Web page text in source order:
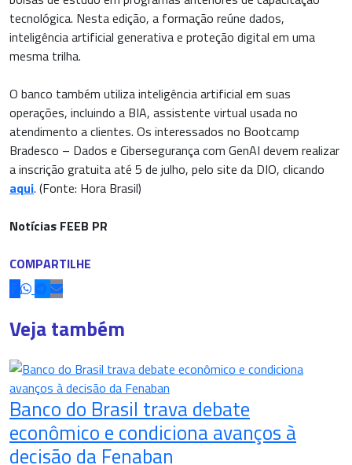
tecnológica. Nesta edição, a formação reúne dados,
inteligência artificial generativa e proteção digital em uma
mesma trilha.
O banco também utiliza inteligência artificial em suas
operações, incluindo a BIA, assistente virtual usada no
atendimento a clientes. Os interessados no Bootcamp
Bradesco – Dados e Cibersegurança com GenAI devem realizar
a inscrição gratuita até 5 de julho, pelo site da DIO, clicando
aqui. (Fonte: Hora Brasil)
Notícias FEEB PR
COMPARTILHE
Veja também
Banco do Brasil trava debate
econômico e condiciona avanços à
decisão da Fenaban